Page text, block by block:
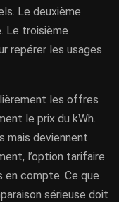
Le deuxième
Le troisième
repérer les usages
les offres
le prix du kWh.
mais deviennent
l’option tarifaire
compte. Ce que
sérieuse doit